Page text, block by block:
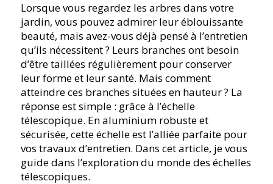
Lorsque vous regardez les arbres dans votre
jardin, vous pouvez admirer leur éblouissante
beauté, mais avez-vous déjà pensé à l’entretien
qu’ils nécessitent ? Leurs branches ont besoin
d’être taillées régulièrement pour conserver
leur forme et leur santé. Mais comment
atteindre ces branches situées en hauteur ? La
réponse est simple : grâce à l’échelle
télescopique. En aluminium robuste et
sécurisée, cette échelle est l’alliée parfaite pour
vos travaux d’entretien. Dans cet article, je vous
guide dans l’exploration du monde des échelles
télescopiques.